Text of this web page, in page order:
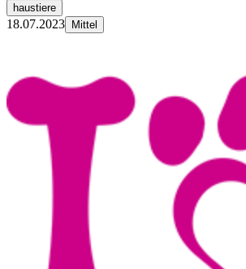
haustiere
18.07.2023 Mittel